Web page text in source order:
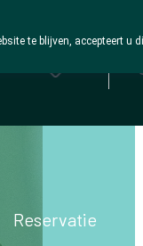
Reservatie
te blijven, accepteert u